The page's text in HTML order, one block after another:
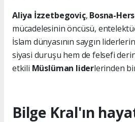
Aliya İzzetbegoviç, Bosna-
mücadelesinin öncüsü,
İslam dünyasının saygın
siyasi duruşu hem de felsefi
etkili Müslüman liderlerinden
Bilge Kral'ın